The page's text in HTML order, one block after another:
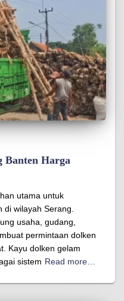
Banten Harga
utama untuk
di wilayah Serang.
usaha, gudang,
permintaan dolken
Kayu dolken gelam
sistem Read more…